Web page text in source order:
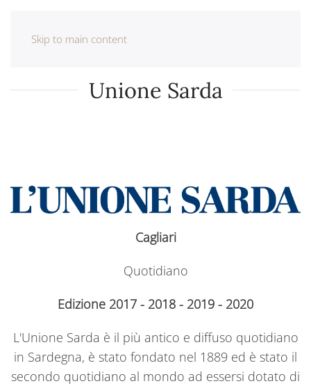
Skip to main content
Unione Sarda
Cagliari
Quotidiano
Edizione 2017 - 2018 - 2019 - 2020
L'Unione Sarda è il più antico e diffuso quotidiano
in Sardegna, è stato fondato nel 1889 ed è stato il
secondo quotidiano al mondo ad essersi dotato di